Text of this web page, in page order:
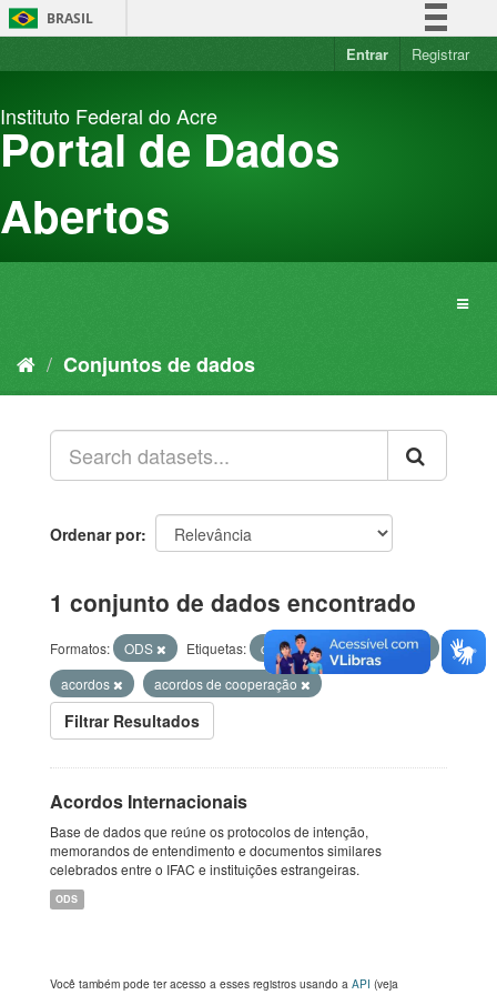
Pular
para
BRASIL
Simplifique!
Acesso à informação
Entrar Registrar
Instituto Federal do Acre
Portal de Dados
Abertos
Conjuntos de dados
Ordenar por
1 conjunto de dados encontrado
Formatos: ODS Etiquetas:
cooperação internacional
acordos
acordos de cooperação
Filtrar Resultados
Acordos Internacionais
Base de dados que reúne os protocolos de intenção,
memorandos de entendimento e documentos similares
celebrados entre o IFAC e instituições estrangeiras.
ODS
Você também pode ter acesso a esses registros usando a API (veja